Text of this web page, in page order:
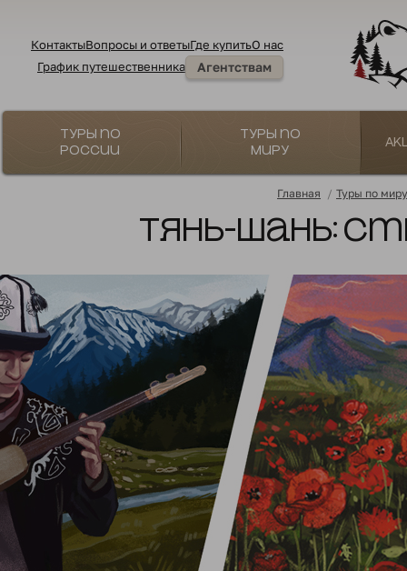
КонтактыВопросы и ответыГде купитьО нас
График путешественника
Агентствам
Туры по
России
Туры по
миру
Главная / Туры по миру
Тянь-Шань: